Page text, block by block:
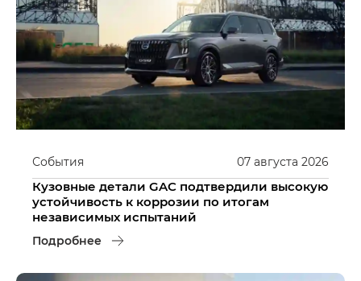
07 августа 2026
События
Кузовные детали GAC подтвердили высокую
устойчивость к коррозии по итогам
независимых испытаний
Подробнее